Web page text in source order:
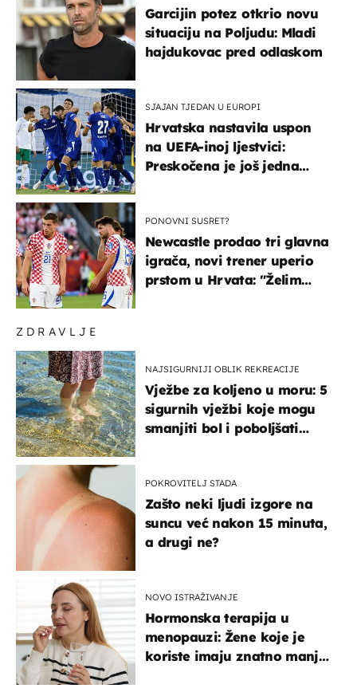
ZDRAVLJE
NAJSIGURNIJI OBLIK REKREACIJE
Vježbe za koljeno u moru: 5
sigurnih vježbi koje mogu
smanjiti bol i poboljšati
POKROVITELJ STADA
Zašto neki ljudi izgore na
suncu već nakon 15 minuta,
a drugi ne?
NOVO ISTRAŽIVANJE
Hormonska terapija u
menopauzi: Žene koje je
koriste imaju znatno manji
Garcijin potez otkrio novu
situaciju na Poljudu: Mladi
hajdukovac pred odlaskom
SJAJAN TJEDAN U EUROPI
Hrvatska nastavila uspon
na UEFA-inoj ljestvici:
Preskočena je još jedna
PONOVNI SUSRET?
Newcastle prodao tri glavna
igrača, novi trener uperio
prstom u Hrvata: "Želim